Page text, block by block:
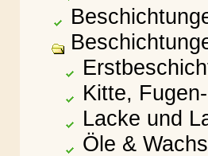
Kitte,
Lacke und
Öle &